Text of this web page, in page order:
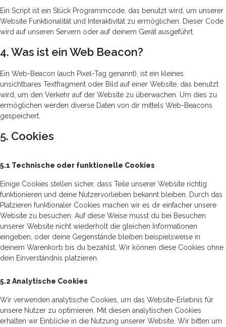
Ein Script ist ein Stück Programmcode, das benutzt wird, um unserer
Website Funktionalität und Interaktivität zu ermöglichen. Dieser Code
wird auf unseren Servern oder auf deinem Gerät ausgeführt.
4. Was ist ein Web Beacon?
Ein Web-Beacon (auch Pixel-Tag genannt), ist ein kleines
unsichtbares Textfragment oder Bild auf einer Website, das benutzt
wird, um den Verkehr auf der Website zu überwachen. Um dies zu
ermöglichen werden diverse Daten von dir mittels Web-Beacons
gespeichert.
5. Cookies
5.1 Technische oder funktionelle Cookies
Einige Cookies stellen sicher, dass Teile unserer Website richtig
funktionieren und deine Nutzervorlieben bekannt bleiben. Durch das
Platzieren funktionaler Cookies machen wir es dir einfacher unsere
Website zu besuchen. Auf diese Weise musst du bei Besuchen
unserer Website nicht wiederholt die gleichen Informationen
eingeben, oder deine Gegenstände bleiben beispielsweise in
deinem Warenkorb bis du bezahlst. Wir können diese Cookies ohne
dein Einverständnis platzieren.
5.2 Analytische Cookies
Wir verwenden analytische Cookies, um das Website-Erlebnis für
unsere Nutzer zu optimieren. Mit diesen analytischen Cookies
erhalten wir Einblicke in die Nutzung unserer Website. Wir bitten um